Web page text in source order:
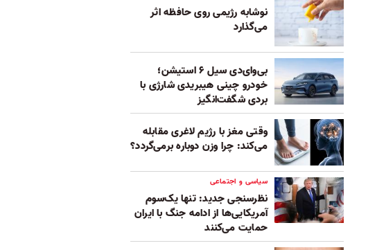
نوشابه رژیمی روی حافظه اثر
می‌گذارد
بی‌وای‌دی سیل ۶ استیشن؛
خودرو چینی هیبریدی شارژی با
بردی شگفت‌انگیز
وقتی مغز با رژیم لاغری مقابله
می‌کند: چرا وزن دوباره برمی‌گردد؟
سیاسی و اجتماعی
نظرسنجی جدید: تنها یک‌سوم
آمریکایی‌ها از ادامه جنگ با ایران
حمایت می‌کنند